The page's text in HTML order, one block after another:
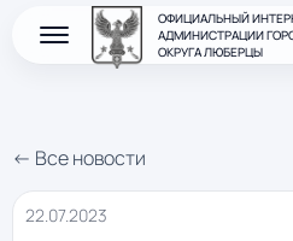
ОФИЦИАЛЬНЫЙ
АДМИНИСТРАЦИИ
ОКРУГА ЛЮБЕРЦЫ
← Все новости
22.07.2023